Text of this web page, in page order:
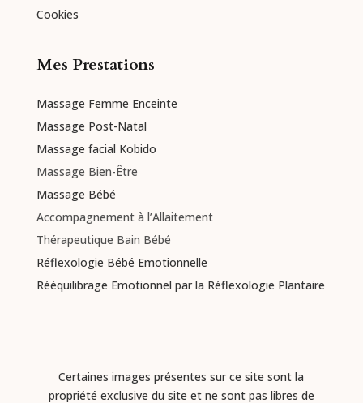
Cookies
Mes Prestations
Massage Femme Enceinte
Massage Post-Natal
Massage facial Kobido
Massage Bien-Être
Massage Bébé
Accompagnement à l’Allaitement
Thérapeutique Bain Bébé
Réflexologie Bébé Emotionnelle
Rééquilibrage Emotionnel par la Réflexologie Plantaire
Certaines images présentes sur ce site sont la
propriété exclusive du site et ne sont pas libres de